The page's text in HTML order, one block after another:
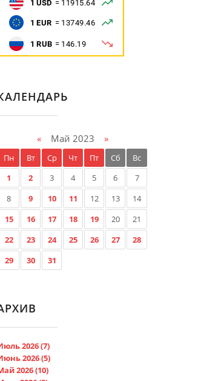
« Май 2023 »
Пн Вт Ср Чт Пт Сб
Вс
1
2 3 4 5 6
7
8
9 10 11 12 13
14
15
16 17 18 19 20
21
22
23 24 25 26 27
28
29
30 31
2026 (7)
2026 (5)
2026 (10)